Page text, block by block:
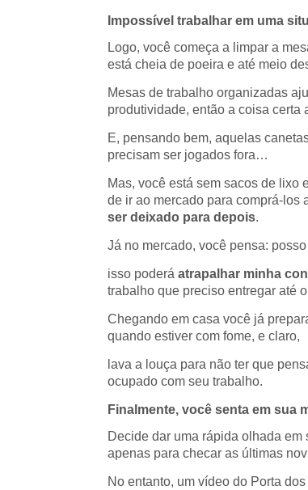
Impossível trabalhar em uma
Logo, você começa a limpar a
está cheia de poeira e até meio
Mesas de trabalho organizadas
produtividade, então a coisa certa
E, pensando bem, aquelas
precisam ser jogados fora…
Mas, você está sem sacos de lixo
de ir ao mercado para comprá-los
ser deixado para depois.
Já no mercado, você pensa:
isso poderá atrapalhar minha
trabalho que preciso entregar até
Chegando em casa você já
quando estiver com fome, e claro,
lava a louça para não ter que
ocupado com seu trabalho.
Finalmente, você senta em sua
Decide dar uma rápida olhada
apenas para checar as últimas
No entanto, um vídeo do Porta